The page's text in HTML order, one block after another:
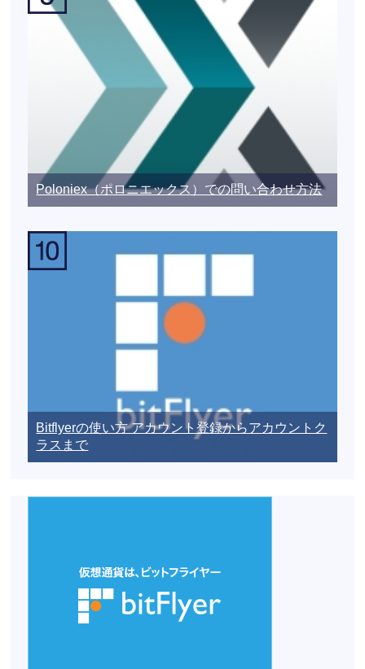
Poloniex（ポロニエックス）での問い合わせ方法
Bitflyerの使い方 アカウント登録からアカウントク
ラスまで